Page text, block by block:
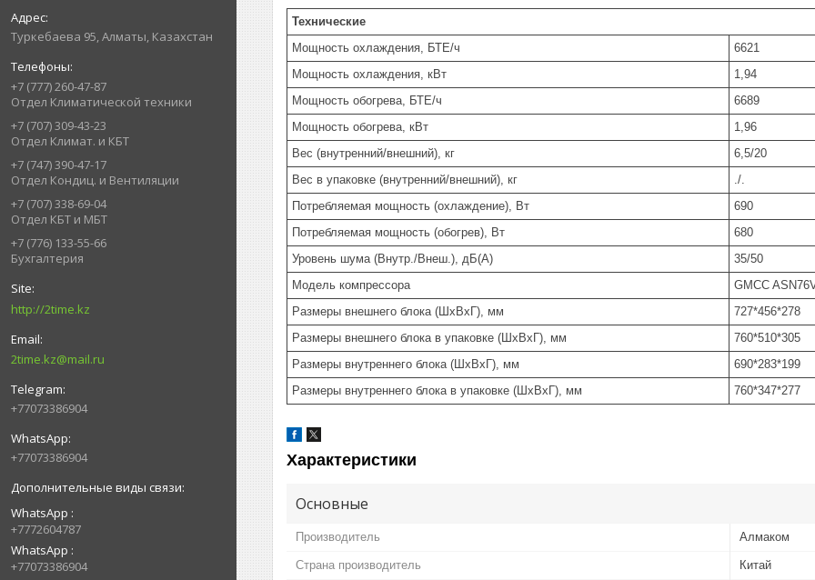
Туркебаева 95, Алматы, Казахстан
+7 (777) 260-47-87
Отдел Климатической техники
+7 (707) 309-43-23
Отдел Климат. и КБТ
+7 (747) 390-47-17
Отдел Кондиц. и Вентиляции
+7 (707) 338-69-04
Отдел КБТ и МБТ
+7 (776) 133-55-66
Бухгалтерия
http://2time.kz
2time.kz@mail.ru
+77073386904
+77073386904
WhatsApp
+7772604787
WhatsApp
+77073386904
Технические
Мощность охлаждения, БТЕ/ч
6621
Мощность охлаждения, кВт
1,94
Мощность обогрева, БТЕ/ч
6689
Мощность обогрева, кВт
1,96
Вес (внутренний/внешний), кг
6,5/20
Вес в упаковке (внутренний/внешний), кг
./.
Потребляемая мощность (охлаждение), Вт
690
Потребляемая мощность (обогрев), Вт
680
Уровень шума (Внутр./Внеш.), дБ(А)
35/50
Модель компрессора
GMCC
Размеры внешнего блока (ШхВхГ), мм
727*456*278
Размеры внешнего блока в упаковке (ШхВхГ), мм
760*510*305
Размеры внутреннего блока (ШхВхГ), мм
690*283*199
Размеры внутреннего блока в упаковке (ШхВхГ), мм
760*347*277
Характеристики
Основные
Производитель Алмаком
Страна производитель Китай